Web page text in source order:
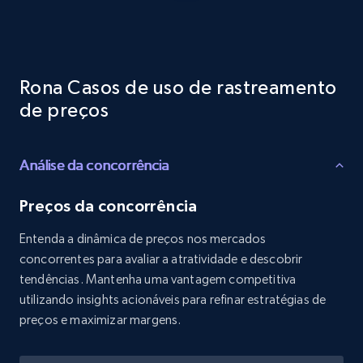
URL, Product id, Listing inventory id, Title, Rating,
price, and more.
1.9K+ 323+ Comece agora
Amazon products search
Rona Casos de uso de rastreamento
de preços
Análise da concorrência
Preços da concorrência
Entenda a dinâmica de preços nos mercados
concorrentes para avaliar a atratividade e descobrir
tendências. Mantenha uma vantagem competitiva
utilizando insights acionáveis para refinar estratégias de
preços e maximizar margens.